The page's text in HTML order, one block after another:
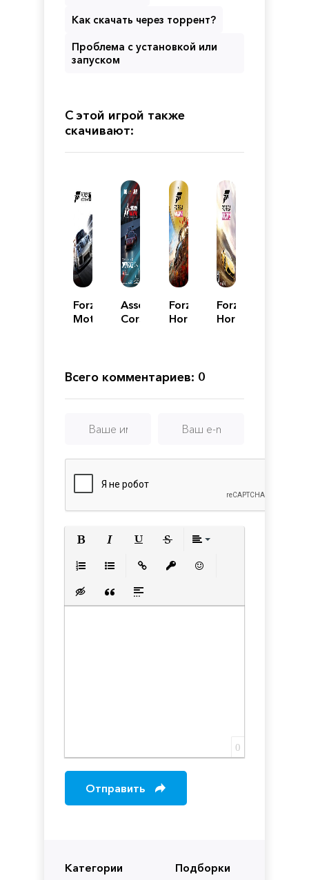
Категории Подборки
Как скачать через торрент?
Проблема с установкой или
запуском
С этой игрой также
скачивают:
Forza
Motorsport
Assetto
Corsa
Forza
Horizon
Forza
Horizon
Всего комментариев: 0
Вставка скрытого текста
Вставка цитаты
Вставка спойлера
0
Отправить